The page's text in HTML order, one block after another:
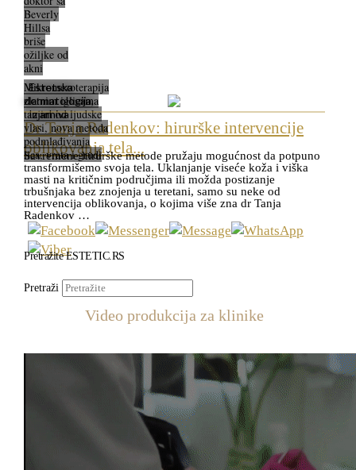
Beverly
Hillsa
briše
ožiljke od
akni
Mikromezoterapija
zlatnim iglicama
tanjim od ljudske
vlasi, nova metoda
podmlađivanja
lica, vrata i grudi
Estetska
dermatologija,
Iz arhiva
Dr Tanja Radenkov: hirurške intervencije
oblikovanja tela...
Savremene hirurške metode pružaju mogućnost da potpuno
transformišemo svoja tela. Uklanjanje viseće koža i viška
masti na kritičnim područjima ili možda postizanje
trbušnjaka bez znojenja u teretani, samo su neke od
intervencija oblikovanja, o kojima više zna dr Tanja
Radenkov …
Pretražite ESTETIC.RS
Pretraži
Video produkcija za klinike